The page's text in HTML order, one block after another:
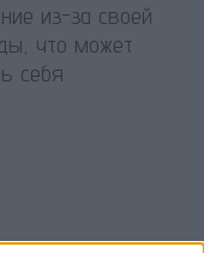
из-за своей
что может
себя